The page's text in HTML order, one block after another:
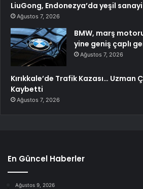
LiuGong, Endonezya’da yeşil
Ağustos 7, 2026
BMW, marş
yine geniş çaplı
Ağustos 7, 2026
Kırıkkale’de Trafik Kazası… Uzman
Kaybetti
Ağustos 7, 2026
En Güncel Haberler
Ağustos 9, 2026